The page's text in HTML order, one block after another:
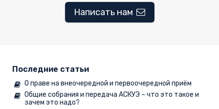
Написать нам
Последние статьи
О праве на внеочередной и первоочередной приём
Общие собрания и передача АСКУЭ – что это такое и
зачем это надо?